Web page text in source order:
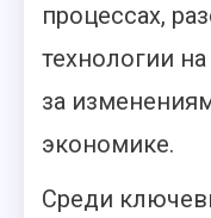
процессах,
технологии
за
экономике.
Среди